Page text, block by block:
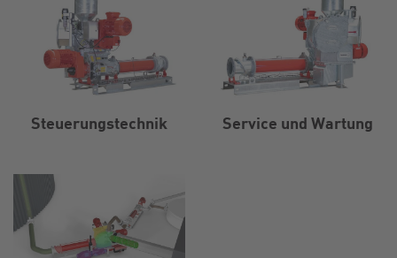
Steuerungstechnik Service und Wartung